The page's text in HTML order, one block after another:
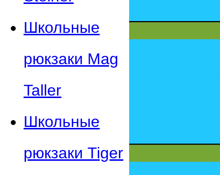
Школьные
рюкзаки Mag
Taller
Школьные
рюкзаки Tiger